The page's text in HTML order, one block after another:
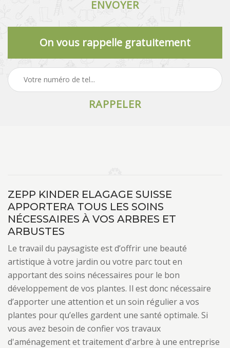
On vous rappelle gratuitement
ZEPP KINDER ELAGAGE SUISSE
APPORTERA TOUS LES SOINS
NÉCESSAIRES À VOS ARBRES ET
ARBUSTES
Le travail du paysagiste est d’offrir une beauté
artistique à votre jardin ou votre parc tout en
apportant des soins nécessaires pour le bon
développement de vos plantes. Il est donc nécessaire
d’apporter une attention et un soin régulier a vos
plantes pour qu’elles gardent une santé optimale. Si
vous avez besoin de confier vos travaux
d'aménagement et traitement d'arbre à une entreprise